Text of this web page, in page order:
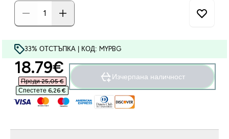
33% ОТСТЪПКА | КОД: MYPBG
discounted price
18.79€‎
Преди 25,05 €‎
Спестете 6,26 €‎
Изчерпана наличност